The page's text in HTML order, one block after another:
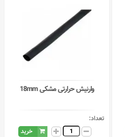
وارنیش حرارتی مشکی 18mm
تعداد:
خرید